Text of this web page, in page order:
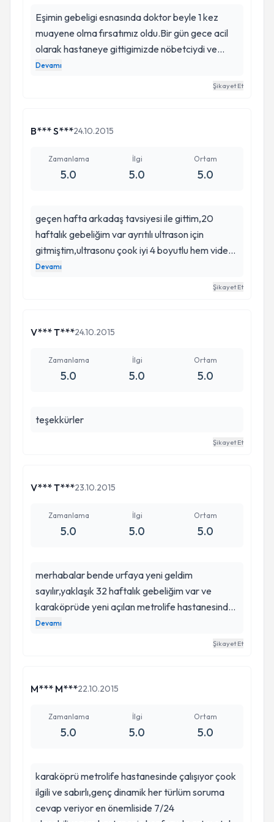
Effect of lycopene on oxidative ovary-
damage induced by cisplatin in rats.
H SÜLEYMAN
Toprak
göstericiliği ile tek kelime ile mükemmel. İyi ki
kızım Veysel hocanın sihirli ellerine doğdu:)
Eşimin gebeligi esnasında doktor beyle 1 kez
muayene olma fırsatımız oldu.Bir gün gece acil
olarak hastaneye gittigimizde nöbetciydi ve
bizim belkide bir daha ona gitmeyeceğimizi
anlattı.Bebeğimizin ultrason resimlerine
olması gerekki bizi tekrar içeriye aldı ve tekrar
ultrasonda bebeğimizi her açıdan anlatarak
Veysel beyi tercih etmek isterdik.
Devamı
Şikayet Et
B*** S***24.10.2015
Zamanlama
5.0
İlgi
5.0
Ortam
5.0
geçen hafta arkadaş tavsiyesi ile gittim,20
haftalık gebeliğim var ayrıtılı ultrason için
gitmiştim,ultrasonu çook iyi 4 boyutlu hem video
çekimi yaptı hemde renkli fotoğraf verdi.ilk defa
Devamı
Şikayet Et
V*** T***24.10.2015
Zamanlama
5.0
İlgi
5.0
Ortam
5.0
teşekkürler
Şikayet Et
V*** T***23.10.2015
Zamanlama
5.0
İlgi
5.0
Ortam
5.0
merhabalar bende urfaya yeni geldim
sayılır,yaklaşık 32 haftalık gebeliğim var ve
karaköprüde yeni açılan metrolife hastanesinde
dr veysel toprak tarafından takip
edildiyorum.genç dinamik güler yüzlü mesleğinde
dahada doktorumu değiştirmedim.doğumumuda
çook güzel izmirde bile böyle bir hastane yok
gibi,tavsiye ederim.
Devamı
Şikayet Et
M*** M***22.10.2015
Zamanlama
5.0
İlgi
5.0
Ortam
5.0
karaköprü metrolife hastanesinde çalışıyor çook
ilgili ve sabırlı,genç dinamik her türlüm soruma
cevap veriyor en önemliside 7/24